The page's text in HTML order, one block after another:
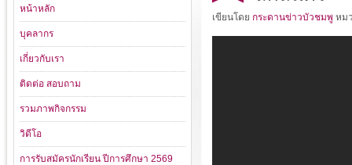
เขียนโดย กระดานข่าวบัวชมพู หม
หน้าหลัก
บุคลากร
เกี่ยวกับเรา
ติดต่อ สอบถาม
รวมภาพกิจกรรม
วิดีโอ
การรับสมัครนักเรียน ปีการศึกษา 2569